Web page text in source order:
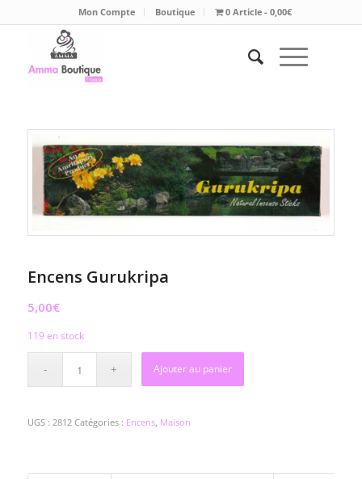
Mon Compte Boutique 0 Article 0,00€
Encens Gurukripa
5,00€
119 en stock
Ajouter au panier
UGS : 2812 Catégories : Encens, Maison